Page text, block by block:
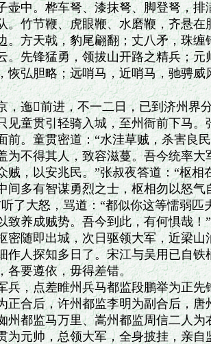
壶中。桦车弩、漆抹弩、脚登弩，
。竹节鞭、虎眼鞭、水磨鞭，齐悬
。方天戟，豹尾翩翻；丈八矛，珠
。先锋猛勇，领拔山开路之精兵；
恢弘胆略；远哨马，近哨马，驰骋
，迤前进，不一二日，已到济州界
见童贯引轻骑入城，至州衙前下马
前。童贯密道：“水洼草贼，杀害良
为不得其人，致容滋蔓。吾今统率
贼，以安兆民。”张叔夜答道：“枢相
间多有智谋勇烈之士，枢相勿以怒
了大怒，骂道：“都似你这等懦弱匹
致养成贼势。吾今到此，有何惧哉！
密随即出城，次日驱领大军，近梁山
作人探知多日了。宋江与吴用已自
各要遵依，毋得差错。
兵，点差睢州兵马都监段鹏举为正
正合后，许州都监李明为副合后，
州都监马万里、嵩州都监周信二人
为元帅，总领大军，全身披挂，亲